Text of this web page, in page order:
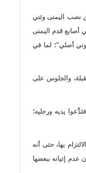
نصب اليمنى وثني
أصابع قدم اليمنى
أصلي"؛ لما في
والجلوس على
يديه ورجليه؛
بها، حتى أنه
إتيانه ببعضها